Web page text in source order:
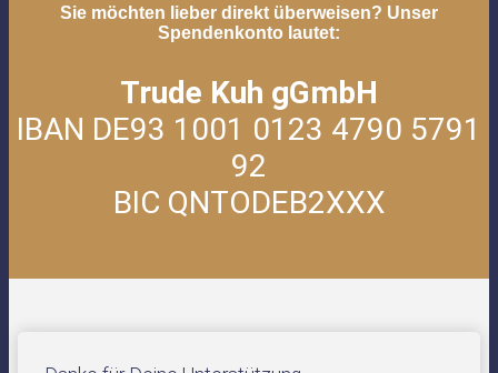
Sie möchten lieber direkt überweisen? Unser
Spendenkonto lautet:
Trude Kuh gGmbH
IBAN DE93 1001 0123 4790 5791
92
BIC QNTODEB2XXX